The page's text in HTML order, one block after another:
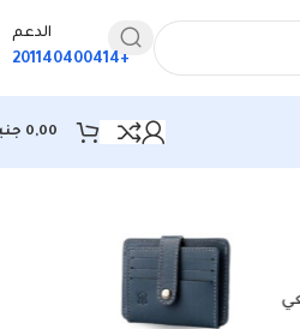
الدعم
+201140400414
0,00